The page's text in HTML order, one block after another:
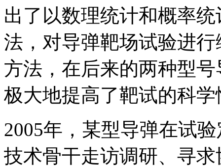
出了以数理统计和概率
法，对导弹靶场试验进
方法，在后来的两种型
极大地提高了靶试的科
2005年，某型导弹在试
技术骨干走访调研、寻